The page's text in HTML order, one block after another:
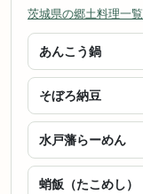
茨城県の郷土料理一覧
あんこう鍋
そぼろ納豆
水戸藩らーめん
蛸飯（たこめし）